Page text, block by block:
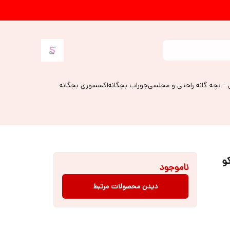
- بچه گانه راحتی و مجلسیجوراب بچگانهاکسسوری بچگانه
ناموجود
دیدن محصولات مرتبط